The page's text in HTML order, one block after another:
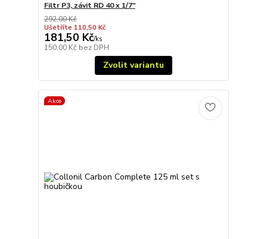
Filtr P3, závit RD 40 x 1/7"
292,00 Kč
Ušetříte 110,50 Kč
181,50 Kč/ks
150,00 Kč bez DPH
Zvolit variantu
Akce